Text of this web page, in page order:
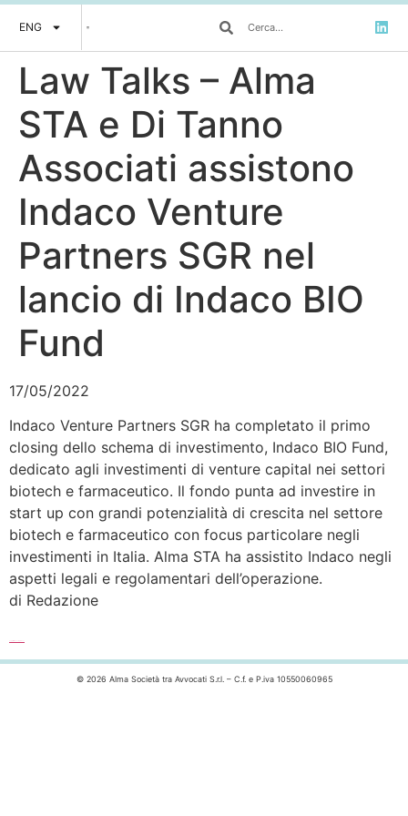
ENG
Law Talks – Alma
STA e Di Tanno
Associati assistono
Indaco Venture
Partners SGR nel
lancio di Indaco BIO
Fund
17/05/2022
Indaco Venture Partners SGR ha completato il primo
closing dello schema di investimento, Indaco BIO Fund,
dedicato agli investimenti di venture capital nei settori
biotech e farmaceutico. Il fondo punta ad investire in
start up con grandi potenzialità di crescita nel settore
biotech e farmaceutico con focus particolare negli
investimenti in Italia. Alma STA ha assistito Indaco negli
aspetti legali e regolamentari dell’operazione.
di Redazione
© 2026 Alma Società tra Avvocati S.r.l. – C.f. e P.iva 10550060965